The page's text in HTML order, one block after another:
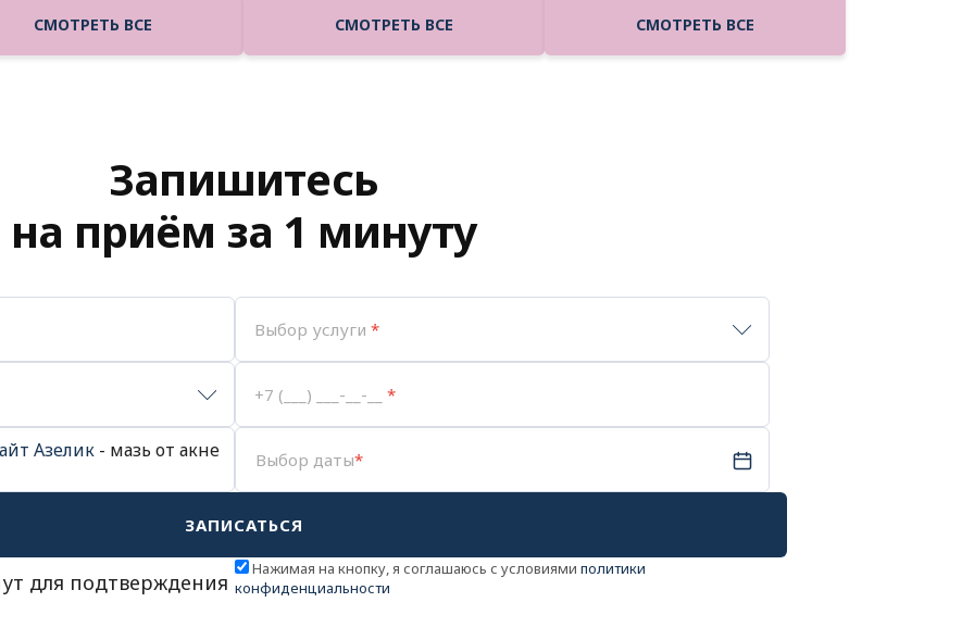
Азелик - мазь от акне
СМОТРЕТЬ ВСЕ СМОТРЕТЬ ВСЕ СМОТРЕТЬ ВСЕ
Запишитесь
на приём за 1 минуту
Выбор услуги *
+7 (___) ___-__-__ *
Выбор даты*
ЗАПИСАТЬСЯ
для подтверждения
Нажимая на кнопку, я соглашаюсь с условиями политики
конфиденциальности